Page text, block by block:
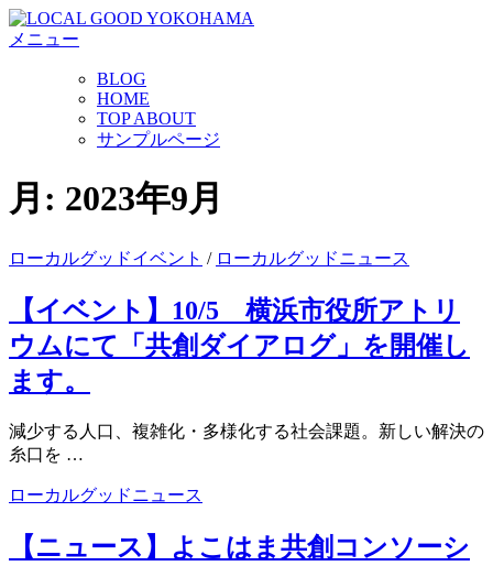
コ
ン
キ
ッ
メニュー
BLOG
HOME
TOP ABOUT
サンプルページ
月: 2023年9月
ローカルグッドイベント / ローカルグッドニュース
【イベント】10/5 横浜市役所アトリ
ウムにて「共創ダイアログ」を開催し
ます。
減少する人口、複雑化・多様化する社会課題。新しい解決の
糸口を …
ローカルグッドニュース
【ニュース】よこはま共創コンソーシ